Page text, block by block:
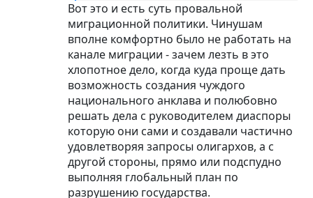
Вот это и есть суть провальной
миграционной политики. Чинушам
вполне комфортно было не работать на
канале миграции - зачем лезть в это
хлопотное дело, когда куда проще дать
возможность создания чуждого
национального анклава и полюбовно
решать дела с руководителем диаспоры
которую они сами и создавали частично
удовлетворяя запросы олигархов, а с
другой стороны, прямо или подспудно
выполняя глобальный план по
разрушению государства.